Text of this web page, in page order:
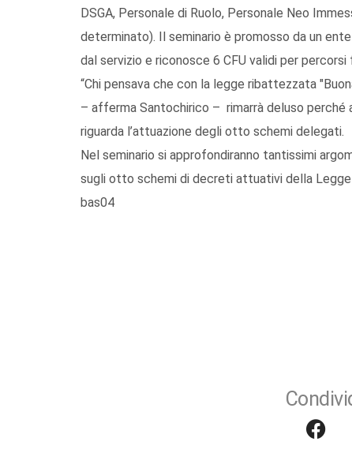
DSGA, Personale di Ruolo, Personale Neo
determinato). Il seminario è promosso da un
dal servizio e riconosce 6 CFU validi per
“Chi pensava che con la legge ribattezzata
– afferma Santochirico – rimarrà deluso perché
riguarda l’attuazione degli otto schemi delegati.
Nel seminario si approfondiranno tantissimi
sugli otto schemi di decreti attuativi della
bas04